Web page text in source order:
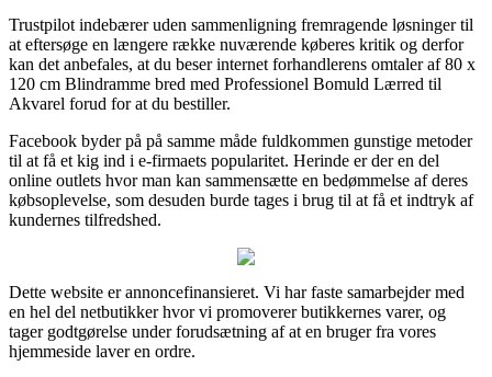
Trustpilot indebærer uden sammenligning fremragende løsninger til
at eftersøge en længere række nuværende køberes kritik og derfor
kan det anbefales, at du beser internet forhandlerens omtaler af 80 x
120 cm Blindramme bred med Professionel Bomuld Lærred til
Akvarel forud for at du bestiller.
Facebook byder på på samme måde fuldkommen gunstige metoder
til at få et kig ind i e-firmaets popularitet. Herinde er der en del
online outlets hvor man kan sammensætte en bedømmelse af deres
købsoplevelse, som desuden burde tages i brug til at få et indtryk af
kundernes tilfredshed.
Dette website er annoncefinansieret. Vi har faste samarbejder med
en hel del netbutikker hvor vi promoverer butikkernes varer, og
tager godtgørelse under forudsætning af at en bruger fra vores
hjemmeside laver en ordre.